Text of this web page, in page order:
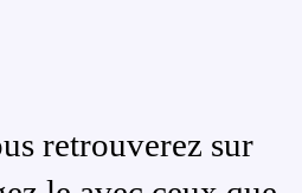
retrouverez sur